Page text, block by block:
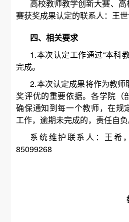
高校教师教学创新大赛、
赛获奖成果认定的联系人：王
四、相关要求
1.本次认定工作通过“本科
完成。
2.本次认定成果将作为教
奖评优的重要依据。各学院（
确保通知到每一个教师，在规
工作，逾期未完成的，责任自负
系统维护联系人：王希
85099268